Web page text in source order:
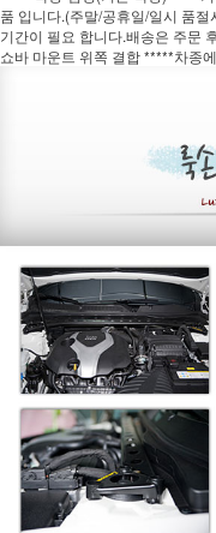
품 입니다.(주말/공휴일/일시 품
기간이 필요 합니다.배송은 주문
쇼바 마운트 위쪽 결합 *****차종